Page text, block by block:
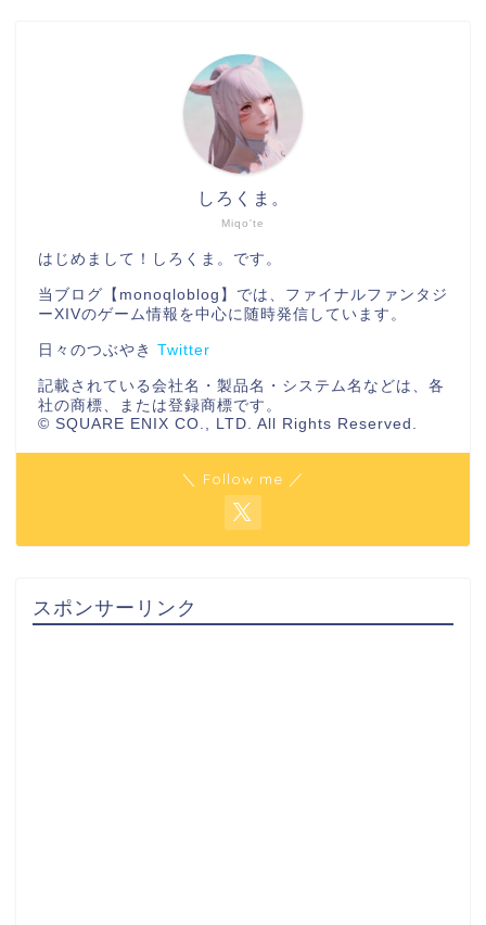
Miqo'te
しろくま。
はじめまして！しろくま。です。
当ブログ【monoqloblog】では、ファイナルファンタジ
ーXIVのゲーム情報を中心に随時発信しています。
日々のつぶやき Twitter
記載されている会社名・製品名・システム名などは、各
社の商標、または登録商標です。
© SQUARE ENIX CO., LTD. All Rights Reserved.
＼ Follow me ／
スポンサーリンク